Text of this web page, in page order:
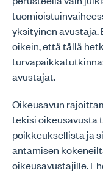
yksityinen avustaja.
oikein, että tällä
avustajat.
Oikeusavun
tekisi oikeusavusta
poikkeuksellista ja
antamisen
oikeusavustajille.